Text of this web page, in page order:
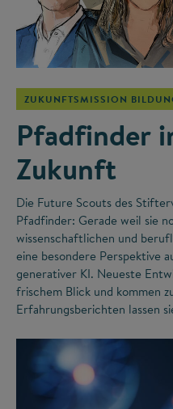
ZUKUNFTSMISSION
Pfadfinder
Zukunft
Die Future Scouts des
Pfadfinder: Gerade weil sie
wissenschaftlichen und
eine besondere Perspektive
generativer KI. Neueste
frischem Blick und kommen
Erfahrungsberichten lassen